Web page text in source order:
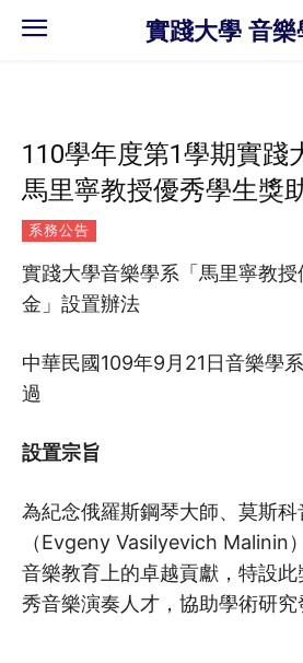
實踐大學 音樂
110學年度第1學期實踐
馬里寧教授優秀學生獎
系務公告
實踐大學音樂學系「馬里寧教
金」設置辦法
中華民國109年9月21日音樂學
過
設置宗旨
為紀念俄羅斯鋼琴大師、莫斯
（Evgeny Vasilyevich Malinin
音樂教育上的卓越貢獻，特設
秀音樂演奏人才，協助學術研究